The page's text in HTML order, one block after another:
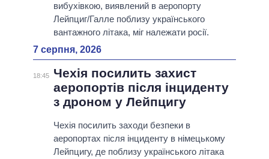
вибухівкою, виявлений в аеропорту
Лейпциг/Галле поблизу українського
вантажного літака, міг належати росії.
7 серпня, 2026
18:45
Чехія посилить захист
аеропортів після інциденту
з дроном у Лейпцигу
Чехія посилить заходи безпеки в
аеропортах після інциденту в німецькому
Лейпцигу, де поблизу українського літака